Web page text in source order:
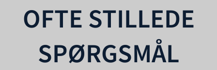
OFTE STILLEDE
SPØRGSMÅL